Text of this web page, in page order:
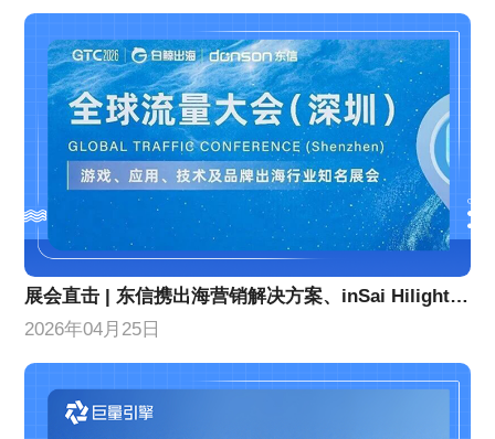
展会直击 | 东信携出海营销解决方案、inSai Hilight产品亮相GTC全球流量大会
2026年04月25日